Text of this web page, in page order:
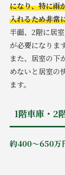
になり、特に雨
入れるため非常
半面、2階に居
が必要になります
また、居室の下
めないと居室の
ます。
1階車庫・2
約400～650万